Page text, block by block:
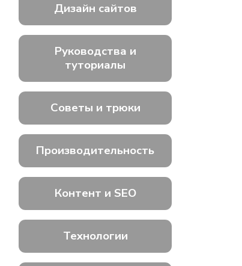
Дизайн сайтов
Руководства и
туториалы
Советы и трюки
Производительность
Контент и SEO
Технологии